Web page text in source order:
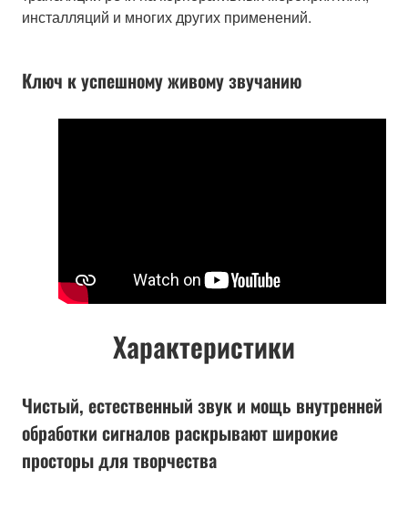
инсталляций и многих других применений.
Ключ к успешному живому звучанию
Характеристики
Чистый, естественный звук и мощь внутренней
обработки сигналов раскрывают широкие
просторы для творчества